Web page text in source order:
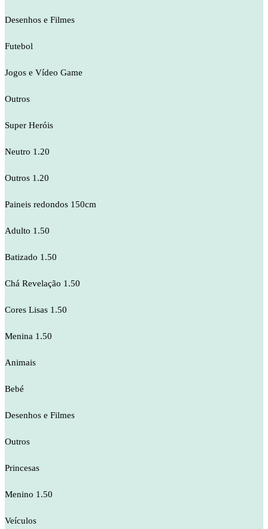
Desenhos e Filmes
Futebol
Jogos e Vídeo Game
Outros
Super Heróis
Neutro 1.20
Outros 1.20
Paineis redondos 150cm
Adulto 1.50
Batizado 1.50
Chá Revelação 1.50
Cores Lisas 1.50
Menina 1.50
Animais
Bebé
Desenhos e Filmes
Outros
Princesas
Menino 1.50
Veículos